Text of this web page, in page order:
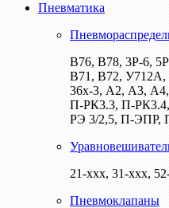
Пневматика
В76, В78, 3Р-6,
В71, В72,
36х-3, А2, А3,
П-РК3.3, П-
РЭ 3/2,5, П-ЭПР,
21-ххх, 31-ххх,
Пневмоклапаны